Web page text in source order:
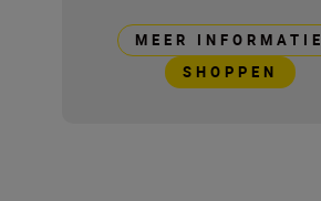
MEER INFORMATIE
SHOPPEN